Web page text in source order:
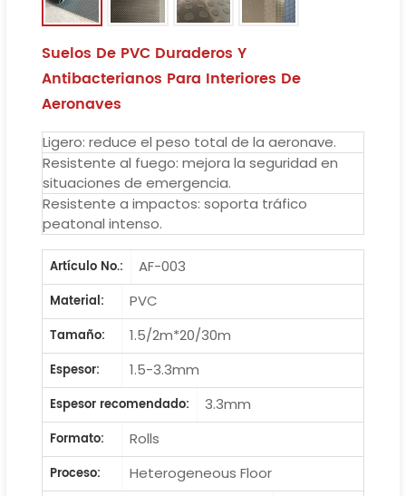
Suelos De PVC Duraderos Y
Antibacterianos Para Interiores De
Aeronaves
Ligero: reduce el peso total de la aeronave.
Resistente al fuego: mejora la seguridad en
situaciones de emergencia.
Resistente a impactos: soporta tráfico
peatonal intenso.
Artículo No.:
AF-003
Material:
PVC
Tamaño:
1.5/2m*20/30m
Espesor:
1.5-3.3mm
Espesor recomendado:
3.3mm
Formato:
Rolls
Proceso:
Heterogeneous Floor